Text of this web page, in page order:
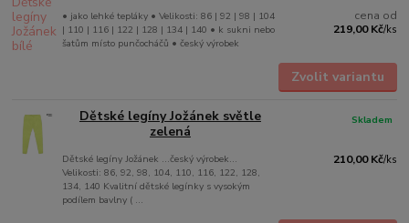
• jako lehké tepláky • Velikosti: 86 | 92 | 98 | 104
| 110 | 116 | 122 | 128 | 134 | 140 • k sukni nebo
šatům místo punčocháčů • český výrobek
cena od
219,00 Kč/ks
Zvolit variantu
Dětské legíny Jožánek světle
zelená
Dětské legíny Jožánek ...český výrobek...
Velikosti: 86, 92, 98, 104, 110, 116, 122, 128,
134, 140 Kvalitní dětské legínky s vysokým
podílem bavlny ( ...
210,00 Kč/ks
Skladem